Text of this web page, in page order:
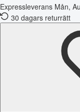
Expressleverans Mån,
30 dagars returrätt